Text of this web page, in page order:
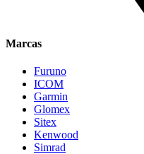
Marcas
Furuno
ICOM
Garmin
Glomex
Sitex
Kenwood
Simrad